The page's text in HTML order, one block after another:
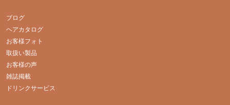
ブログ
ヘアカタログ
お客様フォト
取扱い製品
お客様の声
雑誌掲載
ドリンクサービス